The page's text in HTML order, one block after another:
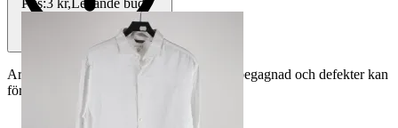
Armhåla till armhåla ca. 54 cm. Varan är begagnad och defekter kan
förekomma